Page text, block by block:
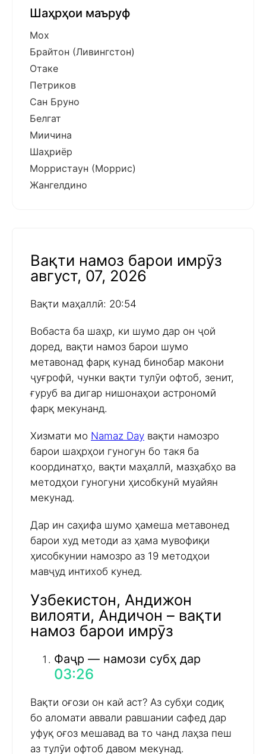
Шаҳрҳои маъруф
Мох
Брайтон (Ливингстон)
Отаке
Петриков
Сан Бруно
Белгат
Миичина
Шаҳриёр
Морристаун (Моррис)
Жангелдино
Вақти намоз барои имрӯз
август, 07, 2026
Вақти маҳаллӣ: 20:54
Вобаста ба шаҳр, ки шумо дар он ҷой
доред, вақти намоз барои шумо
метавонад фарқ кунад бинобар макони
ҷуғрофӣ, чунки вақти тулӯи офтоб, зенит,
ғуруб ва дигар нишонаҳои астрономӣ
фарқ мекунанд.
Хизмати мо Namaz Day вақти намозро
барои шаҳрҳои гуногун бо такя ба
координатҳо, вақти маҳаллӣ, мазҳабҳо ва
методҳои гуногуни ҳисобкунӣ муайян
мекунад.
Дар ин саҳифа шумо ҳамеша метавонед
барои худ методи аз ҳама мувофиқи
ҳисобкунии намозро аз 19 методҳои
мавҷуд интихоб кунед.
Узбекистон, Андижон
вилояти, Андичон – вақти
намоз барои имрӯз
Фаҷр — намози субҳ дар
03:26
Вақти оғози он кай аст? Аз субҳи содиқ
бо аломати аввали равшании сафед дар
уфуқ оғоз мешавад ва то чанд лаҳза пеш
аз тулӯи офтоб давом мекунад.